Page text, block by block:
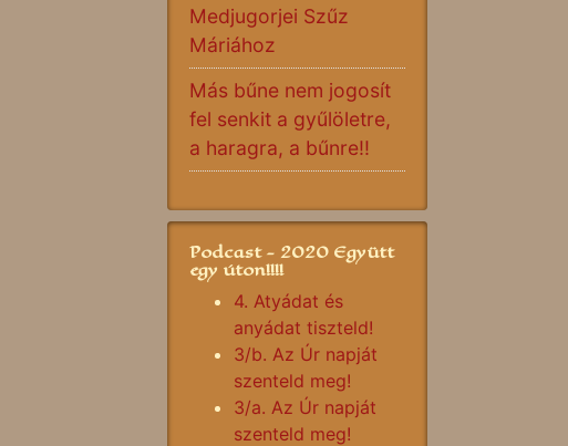
Medjugorjei Szűz
Máriához
Más bűne nem jogosít
fel senkit a gyűlöletre,
a haragra, a bűnre!!
Podcast - 2020 Együtt
egy úton!!!!
4. Atyádat és
anyádat tiszteld!
3/b. Az Úr napját
szenteld meg!
3/a. Az Úr napját
szenteld meg!